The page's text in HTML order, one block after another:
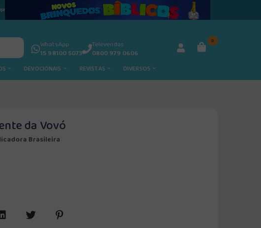
WhatsApp
15 98100 5073
Televendas
0800 979 0606
0
DEVOCIONAIS REVISTAS DIVERSOS
da Vovó
Brasileira